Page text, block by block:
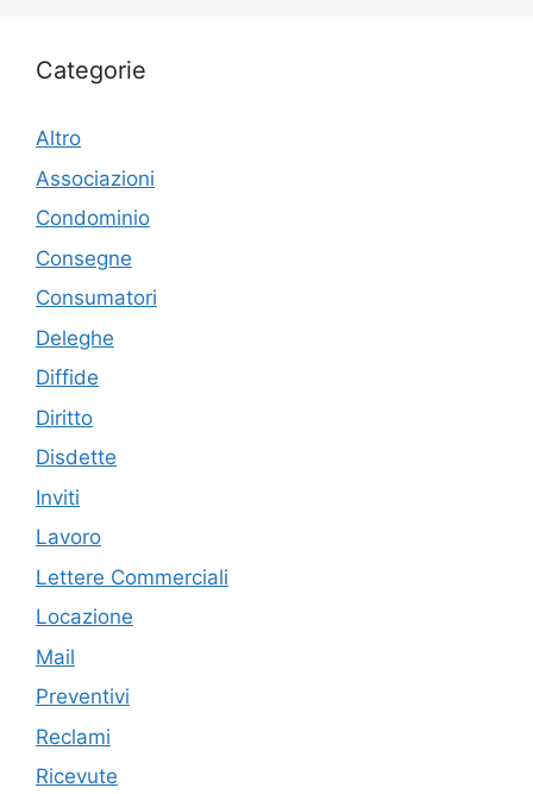
Categorie
Altro
Associazioni
Condominio
Consegne
Consumatori
Deleghe
Diffide
Diritto
Disdette
Inviti
Lavoro
Lettere Commerciali
Locazione
Mail
Preventivi
Reclami
Ricevute